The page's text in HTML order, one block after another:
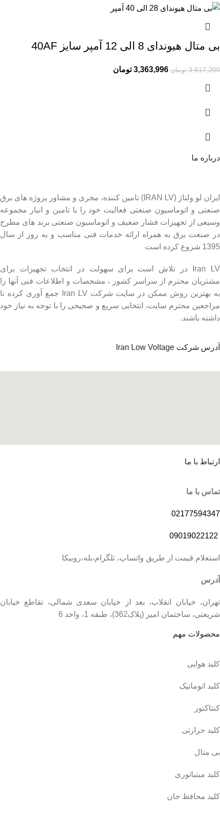
بی متال هیوندای 8 الی 12 آمپر سایز 40AF
3,617,200 تومان 3,363,996 تومان
درباره ما
ایران لو ولتاژ (IRAN LV) تامین کننده، مجری و مشاور پروژه های برق
صنعتی و اتوماسیون صنعتی فعالیت خود را با تامین و انبار مجموعه
وسیعی از تجهیزات فشار ضعیف و اتوماسیون صنعتی برند های مطرح
در صنعت برق به همراه ارائه خدمات فنی مناسب و به روز از سال
1395 شروع کرده است
Iran LV در تلاش است برای سهولت در انتخاب تجهیزات برای
مشتریان محترم از سراسر کشور ، مشخصات و اطلاعات فنی آنها را
به بهترین روش ممکن در سایت شرکت Iran LV جمع آوری کرده تا
مراجعین محترم سایت، انتخابی سریع و صحیحی را با توجه به نیاز خود
داشته باشند.
آدرس شرکت Iran Low Voltage
ارتباط با ما
تماس با ما
02177594347
09019022122
استعلام قیمت از طریق واتساپ، تلگرام،بله،روبیکا
آدرس
تهران، خیابان انقلاب، بعد از خیابان سعدی شمالی، تقاطع خیابان
شریعتی، ساختمان امیر (پلاک362)، طبقه 1، واحد 6
محصولات مهم
کلید هوایی
کلید اتوماتیک
کنتاکتور
کلید حرارتی
بی متال
کلید مینیاتوری
کلید محافظ جان